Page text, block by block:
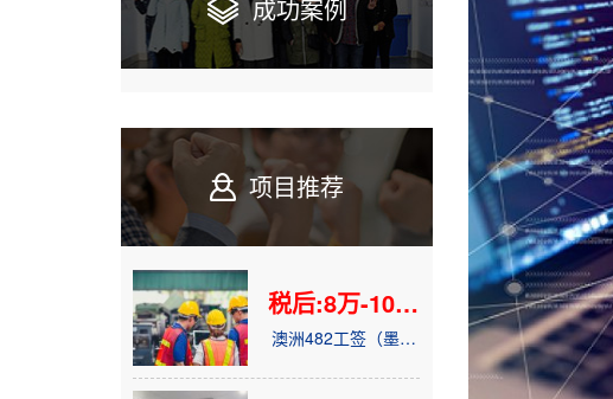
成功案例
项目推荐
税后:8万-10万
澳币/年
澳洲482工签（墨尔